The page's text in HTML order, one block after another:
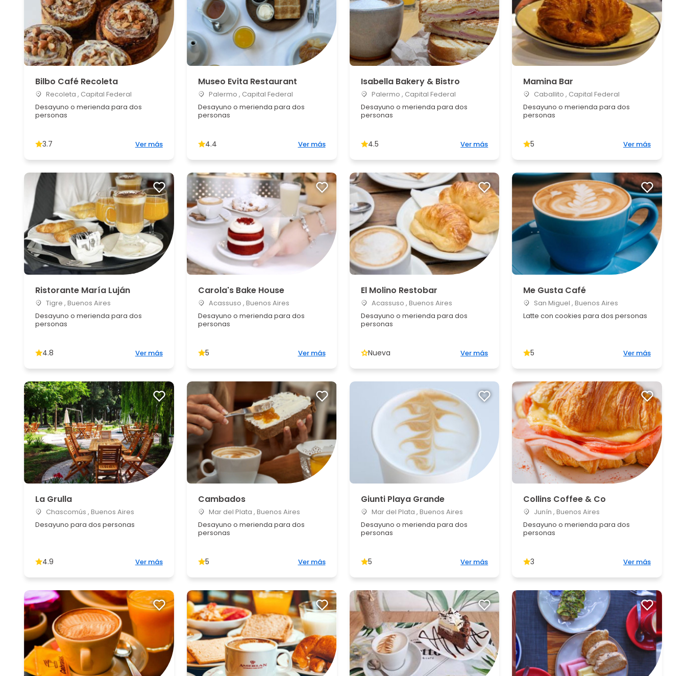
Bilbo Café Recoleta
Recoleta , Capital Federal
Desayuno o merienda para dos
personas
3.7 Ver más
Museo Evita Restaurant
Palermo , Capital Federal
Desayuno o merienda para dos
personas
4.4 Ver más
Isabella Bakery & Bistro
Palermo , Capital Federal
Desayuno o merienda para dos
personas
4.5 Ver más
Mamina Bar
Caballito , Capital Federal
Desayuno o merienda para dos
personas
5 Ver más
Ristorante María Luján
Tigre , Buenos Aires
Desayuno o merienda para dos
personas
4.8 Ver más
Carola's Bake House
Acassuso , Buenos Aires
Desayuno o merienda para dos
personas
5 Ver más
El Molino Restobar
Acassuso , Buenos Aires
Desayuno o merienda para dos
personas
Nueva Ver más
Me Gusta Café
San Miguel , Buenos Aires
Latte con cookies para dos personas
5 Ver más
La Grulla
Chascomús , Buenos Aires
Desayuno para dos personas
4.9 Ver más
Cambados
Mar del Plata , Buenos Aires
Desayuno o merienda para dos
personas
5 Ver más
Giunti Playa Grande
Mar del Plata , Buenos Aires
Desayuno o merienda para dos
personas
5 Ver más
Collins Coffee & Co
Junín , Buenos Aires
Desayuno o merienda para dos
personas
3 Ver más